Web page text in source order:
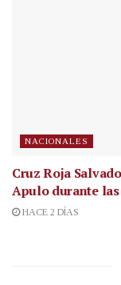
NACIONALES
Cruz Roja
Apulo durante
HACE 2 DÍAS